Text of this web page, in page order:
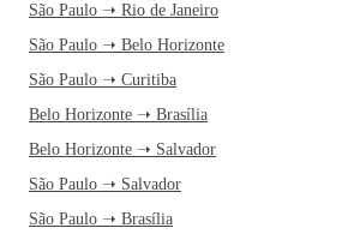
São Paulo ➝ Rio de Janeiro
São Paulo ➝ Belo Horizonte
São Paulo ➝ Curitiba
Belo Horizonte ➝ Brasília
Belo Horizonte ➝ Salvador
São Paulo ➝ Salvador
São Paulo ➝ Brasília